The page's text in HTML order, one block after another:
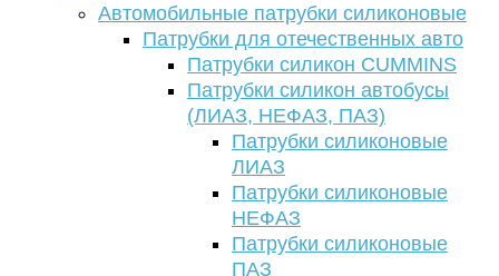
Автомобильные патрубки силиконовые
Патрубки для отечественных авто
Патрубки силикон CUMMINS
Патрубки силикон автобусы
(ЛИАЗ, НЕФАЗ, ПАЗ)
Патрубки силиконовые
ЛИАЗ
Патрубки силиконовые
НЕФАЗ
Патрубки силиконовые
ПАЗ